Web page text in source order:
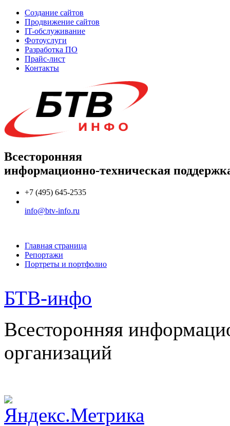
Создание сайтов
Продвижение сайтов
IT-обслуживание
Фотоуслуги
Разработка ПО
Прайс-лист
Контакты
Всесторонняя
информационно-техническая
+7 (495) 645-2535
info@btv-info.ru
Главная страница
Репортажи
Портреты и портфолио
БТВ-инфо
Всесторонняя
организаций